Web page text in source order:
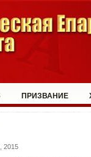
ПРИЗВАНИЕ
2015